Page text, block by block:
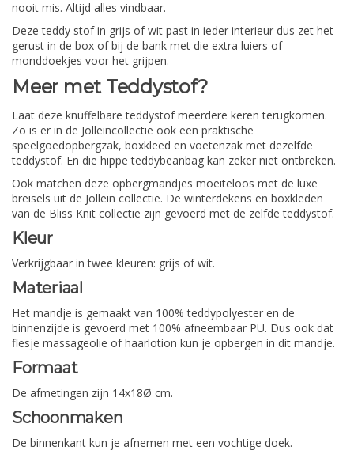
nooit mis. Altijd alles vindbaar.
Deze teddy stof in grijs of wit past in ieder interieur dus zet het
gerust in de box of bij de bank met die extra luiers of
monddoekjes voor het grijpen.
Meer met Teddystof?
Laat deze knuffelbare teddystof meerdere keren terugkomen.
Zo is er in de Jolleincollectie ook een praktische
speelgoedopbergzak, boxkleed en voetenzak met dezelfde
teddystof. En die hippe teddybeanbag kan zeker niet ontbreken.
Ook matchen deze opbergmandjes moeiteloos met de luxe
breisels uit de Jollein collectie. De winterdekens en boxkleden
van de Bliss Knit collectie zijn gevoerd met de zelfde teddystof.
Kleur
Verkrijgbaar in twee kleuren: grijs of wit.
Materiaal
Het mandje is gemaakt van 100% teddypolyester en de
binnenzijde is gevoerd met 100% afneembaar PU. Dus ook dat
flesje massageolie of haarlotion kun je opbergen in dit mandje.
Formaat
De afmetingen zijn 14x18Ø cm.
Schoonmaken
De binnenkant kun je afnemen met een vochtige doek.